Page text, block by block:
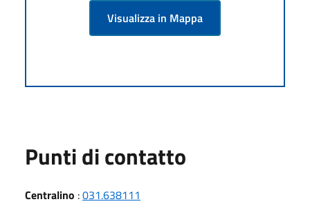
Visualizza in Mappa
Punti di contatto
Centralino :031.638111